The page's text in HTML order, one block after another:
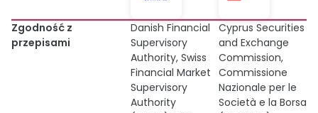
Zgodność z
przepisami
Danish Financial
Supervisory
Authority, Swiss
Financial Market
Supervisory
Authority
Cyprus Securities
and Exchange
Commission,
Commissione
Nazionale per le
Società e la Borsa